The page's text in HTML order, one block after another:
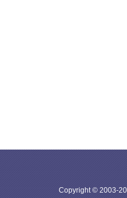
Copyright © 2003-